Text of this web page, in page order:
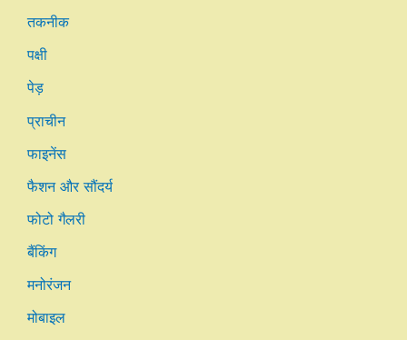
तकनीक
पक्षी
पेड़
प्राचीन
फाइनेंस
फैशन और सौंदर्य
फोटो गैलरी
बैंकिंग
मनोरंजन
मोबाइल